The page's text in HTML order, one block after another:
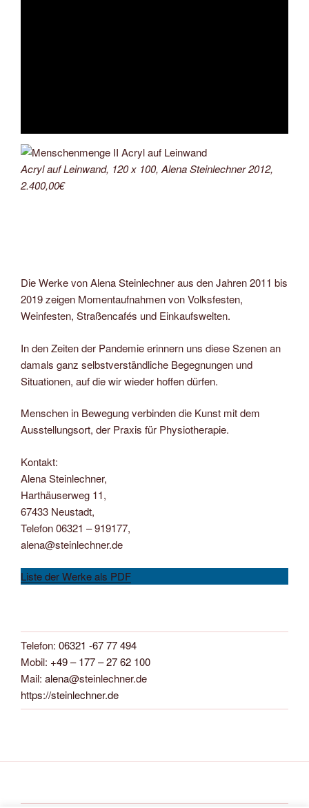
Acryl auf Leinwand, 120 x 100, Alena Steinlechner 2012,
2.400,00€
Die Werke von Alena Steinlechner aus den Jahren 2011 bis
2019 zeigen Momentaufnahmen von Volksfesten,
Weinfesten, Straßencafés und Einkaufswelten.
In den Zeiten der Pandemie erinnern uns diese Szenen an
damals ganz selbstverständliche Begegnungen und
Situationen, auf die wir wieder hoffen dürfen.
Menschen in Bewegung verbinden die Kunst mit dem
Ausstellungsort, der Praxis für Physiotherapie.
Kontakt:
Alena Steinlechner,
Harthäuserweg 11,
67433 Neustadt,
Telefon 06321 – 919177,
alena@steinlechner.de
Liste der Werke als PDF
Telefon: 06321 -67 77 494
Mobil: +49 – 177 – 27 62 100
Mail: alena@steinlechner.de
https://steinlechner.de